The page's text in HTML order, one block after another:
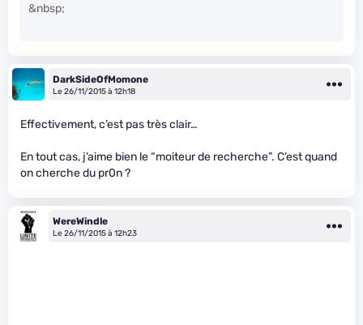
&nbsp;
DarkSideOfMomone
Le 26/11/2015 à 12h18
Effectivement, c’est pas très clair…
En tout cas, j’aime bien le “moiteur de recherche”. C’est quand
on cherche du pr0n ?
WereWindle
Le 26/11/2015 à 12h23